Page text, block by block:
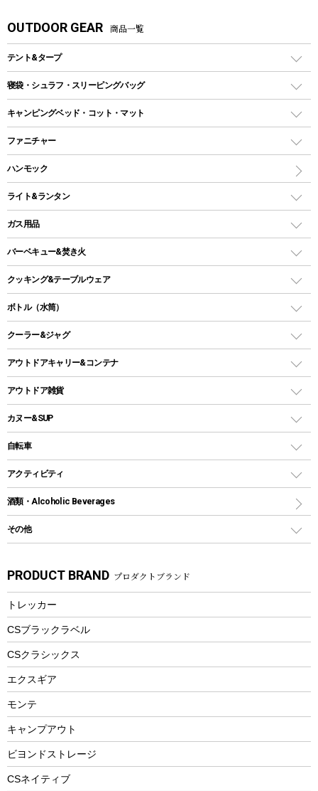
OUTDOOR GEAR 商品一覧
テント&タープ
テント
ツールームテント
ワンポールテント
シェルターテント
ロッジ型・オリジナルテント
タープ
スクエアタープ（レクタタープ）
メッシュタープ
自立式タープ
パラソル
テントアクセサリー
ペグ
グランドシート
ガイドロープ
ツール
寝袋・シュラフ・スリーピングバッグ
レクタングラー型（封筒型）シュラフ
インナーシュラフ
キャンピングベッド・コット・マット
キャンピングベッド・コット
インフレータブルマット
ファニチャー
アウトドアテーブル
レジャーシート
ハンモック
ライト&ランタン
LEDランタン
ガスランタン
オイルランタン
LEDライト
ヘッドライト
キャンドル
ガス用品
ガスバーナー
ガス缶
ガストーチ、ライター
バーベキュー&焚き火
バーベキューコンロ、グリル
焚き火台タイプ（ロースタイル）グリル
卓上タイプグリル
パーティータイプグリル
鉄板、アミ
焚き火台&ストーブ
火起こし
バーベキューツール
クッキング&テーブルウェア
ダッチオーブン
ホットサンドメーカー
クッカーセット
シェラカップ
クッキングツール
ナイフ
カトラリー
マグカップ、カップ
ステンレスボトル
フードボトル
トレー
ランチョンマット
ランチボックス
ボトル（水筒）
ステンレスボトル
コップ付きタイプ
ワンタッチタイプ
プラスチックボトル
ディズニーボトル
クーラー&ジャグ
クーラーボックス
クーラーバッグ
ウォータージャグ
保冷剤
アウトドアキャリー&コンテナ
アウトドアキャリー
アウトドア雑貨
バックパック&バッグ
リュック、バックパック
トートバッグ、サコッシュ
ショッピングキャリー
その他アウトドア雑貨
スプレー関係
ツール、他
カヌー&SUP
インフレータブル
カヤック
パドル
ヘルメット
エアーポンプ
アクセサリー
自転車
折りたたみ自転車
スポーツサイクル
シティサイクル
自転車ウェア
アクティビティ
マリン
ラッシュガード
パラソル
フローティングベスト
ヘルメット
エアーポンプ
ビーチテント
ウィンター
スノーシュー
防寒ウェア
酒類・Alcoholic Beverages
その他
湯たんぽ
防災用品
PRODUCT BRAND プロダクトブランド
トレッカー
CSブラックラベル
CSクラシックス
エクスギア
モンテ
キャンプアウト
ビヨンドストレージ
CSネイティブ